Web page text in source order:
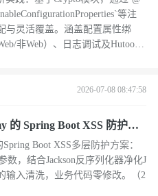
等注
与灵活覆盖。涵盖配置属性绑
非Web）、日志调试及Hutool
2026-07-08 08:47:58
的 Spring Boot XSS 防护实
层防御Boot XSS多层防护方案：
数，结合Jackson反序列化器净化J
输入清洗，业务代码零修改。（2